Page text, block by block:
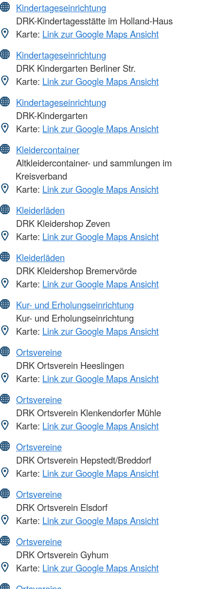
Kindertageseinrichtung
DRK-Kindertagesstätte im Holland-Haus
Karte: Link zur Google Maps Ansicht
Kindertageseinrichtung
DRK Kindergarten Berliner Str.
Karte: Link zur Google Maps Ansicht
Kindertageseinrichtung
DRK-Kindergarten
Karte: Link zur Google Maps Ansicht
Kleidercontainer
Altkleidercontainer- und sammlungen im
Kreisverband
Karte: Link zur Google Maps Ansicht
Kleiderläden
DRK Kleidershop Zeven
Karte: Link zur Google Maps Ansicht
Kleiderläden
DRK Kleidershop Bremervörde
Karte: Link zur Google Maps Ansicht
Kur- und Erholungseinrichtung
Kur- und Erholungseinrichtung
Karte: Link zur Google Maps Ansicht
Ortsvereine
DRK Ortsverein Heeslingen
Karte: Link zur Google Maps Ansicht
Ortsvereine
DRK Ortsverein Klenkendorfer Mühle
Karte: Link zur Google Maps Ansicht
Ortsvereine
DRK Ortsverein Hepstedt/Breddorf
Karte: Link zur Google Maps Ansicht
Ortsvereine
DRK Ortsverein Elsdorf
Karte: Link zur Google Maps Ansicht
Ortsvereine
DRK Ortsverein Gyhum
Karte: Link zur Google Maps Ansicht